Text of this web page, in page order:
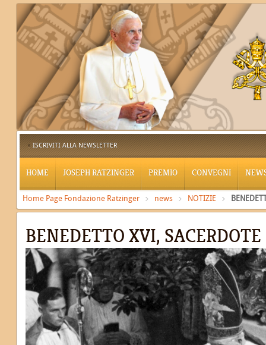
ISCRIVITI ALLA NEWSLETTER
HOME JOSEPH RATZINGER PREMIO CONVEGNI
Home Page Fondazione Ratzinger news NOTIZIE
BENEDETTO XVI,